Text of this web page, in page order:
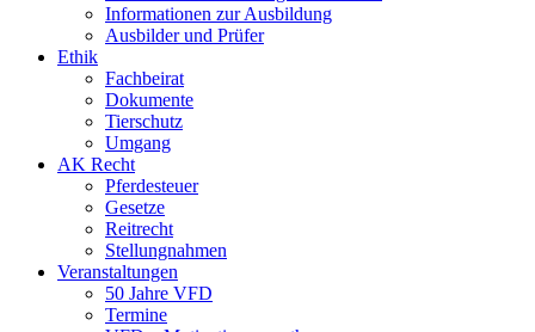
Informationen zur Ausbildung
Ausbilder und Prüfer
Ethik
Fachbeirat
Dokumente
Tierschutz
Umgang
AK Recht
Pferdesteuer
Gesetze
Reitrecht
Stellungnahmen
Veranstaltungen
50 Jahre VFD
Termine